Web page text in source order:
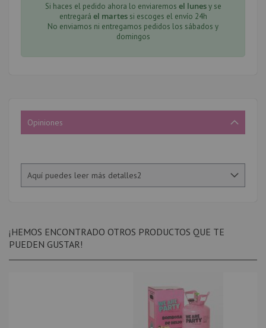
Si haces el pedido ahora lo enviaremos el lunesy se
entregará el martessi escoges el envío 24h
No enviamos ni entregamos pedidos los sábados y
domingos
Opiniones
Aquí puedes leer más detalles2
¡HEMOS ENCONTRADO OTROS PRODUCTOS QUE TE
PUEDEN GUSTAR!